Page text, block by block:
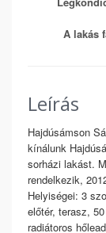
A lakás
Leírás
Hajdúsámson
kínálunk
sorházi lakást.
rendelkezik,
Helyiségei: 3
előtér, terasz,
radiátoros